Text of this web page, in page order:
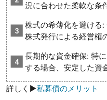
況に合わせた柔軟な条
株式の希薄化を避ける:
株式発行による経営権
長期的な資金確保: 特
する場合、安定した資
詳しく▶私募債のメリット